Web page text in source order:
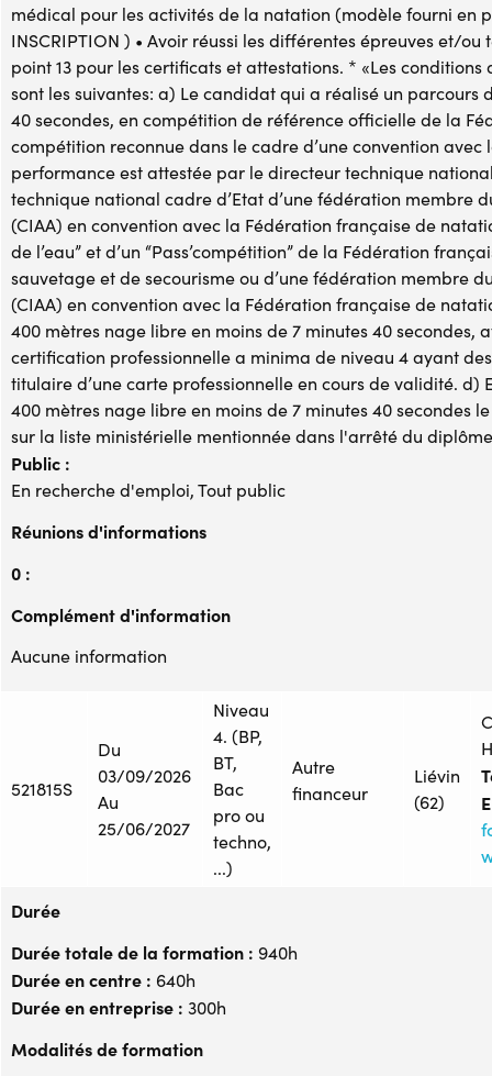
médical pour les activités de la natation (modèle fourni en
INSCRIPTION ) • Avoir réussi les différentes épreuves et/
point 13 pour les certificats et attestations. * «Les
sont les suivantes: a) Le candidat qui a réalisé un parcours
40 secondes, en compétition de référence officielle de la
compétition reconnue dans le cadre d’une convention
performance est attestée par le directeur technique
technique national cadre d’Etat d’une fédération membre
(CIAA) en convention avec la Fédération française de
de l’eau” et d’un “Pass’compétition” de la Fédération
sauvetage et de secourisme ou d’une fédération membre
(CIAA) en convention avec la Fédération française de
400 mètres nage libre en moins de 7 minutes 40 secondes,
certification professionnelle a minima de niveau 4 ayant
titulaire d’une carte professionnelle en cours de validité. d)
400 mètres nage libre en moins de 7 minutes 40 secondes
sur la liste ministérielle mentionnée dans l'arrêté du
Public :
En recherche d'emploi, Tout public
Réunions d'informations
0 :
Complément d'information
Aucune information
521815S
Du
03/09/2026
Au
25/06/2027
Niveau
4. (BP,
BT,
Bac
pro ou
techno,
...)
Autre
financeur
Liévin
(62)
Durée
Durée totale de la formation : 940h
Durée en centre : 640h
Durée en entreprise : 300h
Modalités de formation